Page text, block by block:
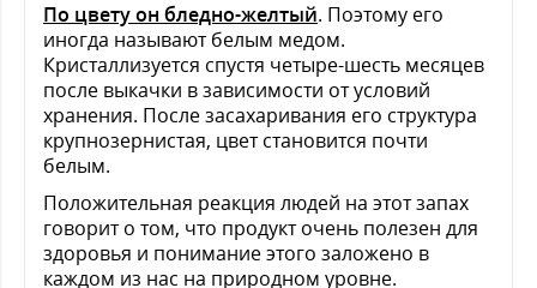
По цвету он бледно-желтый. Поэтому его
иногда называют белым медом.
Кристаллизуется спустя четыре-шесть месяцев
после выкачки в зависимости от условий
хранения. После засахаривания его структура
крупнозернистая, цвет становится почти
белым.
Положительная реакция людей на этот запах
говорит о том, что продукт очень полезен для
здоровья и понимание этого заложено в
каждом из нас на природном уровне.